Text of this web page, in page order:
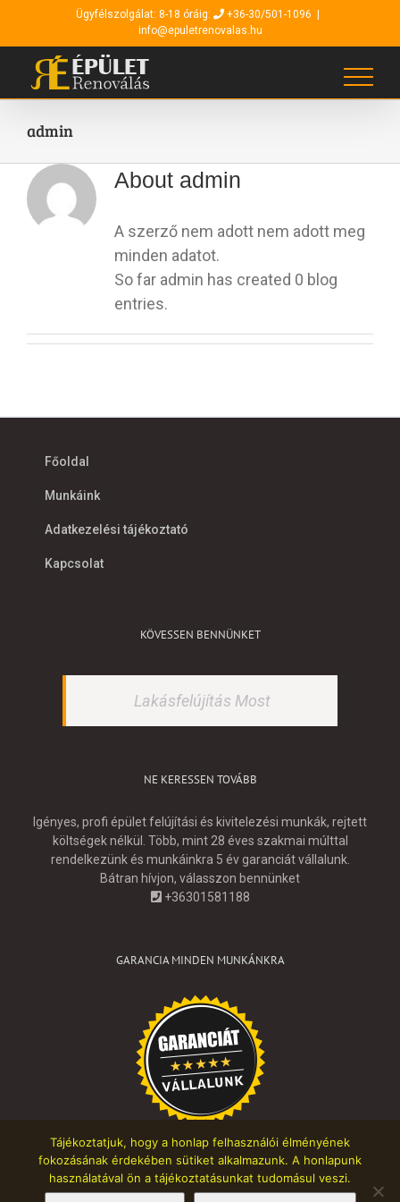
Ügyfélszolgálat: 8-18 óráig: +36-30/501-1096
info@epuletrenovalas.hu
admin
About admin
A szerző nem adott nem adott meg
minden adatot.
So far admin has created 0 blog
entries.
Főoldal
Munkáink
Adatkezelési tájékoztató
Kapcsolat
KÖVESSEN BENNÜNKET
Lakásfelújítás Most
NE KERESSEN TOVÁBB
Igényes, profi épület felújítási és kivitelezési munkák, rejtett
költségek nélkül. Több, mint 28 éves szakmai múlttal
rendelkezünk és munkáinkra 5 év garanciát vállalunk.
Bátran hívjon, válasszon bennünket
+36301581188
GARANCIA MINDEN MUNKÁNKRA
Tájékoztatjuk, hogy a honlap felhasználói élményének
fokozásának érdekében sütiket alkalmazunk. A honlapunk
használatával ön a tájékoztatásunkat tudomásul veszi.